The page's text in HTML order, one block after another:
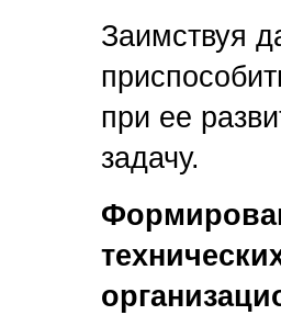
Заимствуя
при ее
задачу.